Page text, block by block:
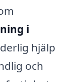
i
hjälp
och